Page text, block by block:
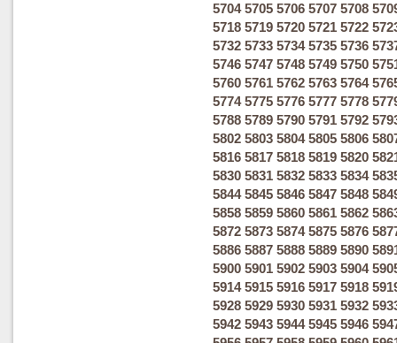
5704 5705 5706 5707 5708
5718 5719 5720 5721 5722
5732 5733 5734 5735 5736
5746 5747 5748 5749 5750
5760 5761 5762 5763 5764
5774 5775 5776 5777 5778
5788 5789 5790 5791 5792
5802 5803 5804 5805 5806
5816 5817 5818 5819 5820
5830 5831 5832 5833 5834
5844 5845 5846 5847 5848
5858 5859 5860 5861 5862
5872 5873 5874 5875 5876
5886 5887 5888 5889 5890
5900 5901 5902 5903 5904
5914 5915 5916 5917 5918
5928 5929 5930 5931 5932
5942 5943 5944 5945 5946